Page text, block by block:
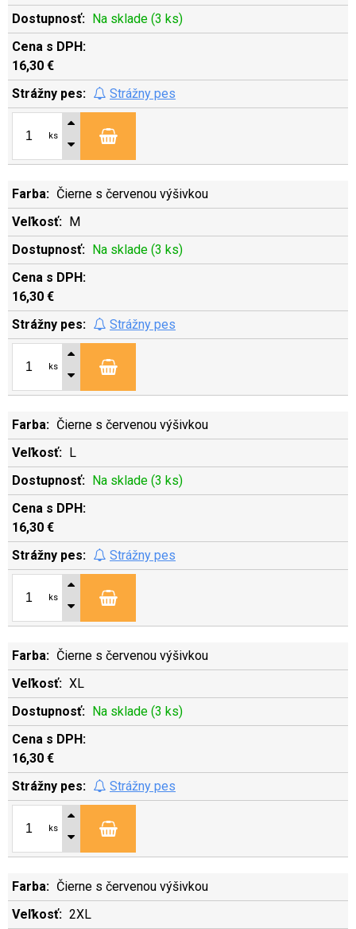
Na sklade (3 ks)
16,30 €
Strážny pes
ks
Čierne s červenou výšivkou
M
Na sklade (3 ks)
16,30 €
Strážny pes
ks
Čierne s červenou výšivkou
L
Na sklade (3 ks)
16,30 €
Strážny pes
ks
Čierne s červenou výšivkou
XL
Na sklade (3 ks)
16,30 €
Strážny pes
ks
Čierne s červenou výšivkou
2XL